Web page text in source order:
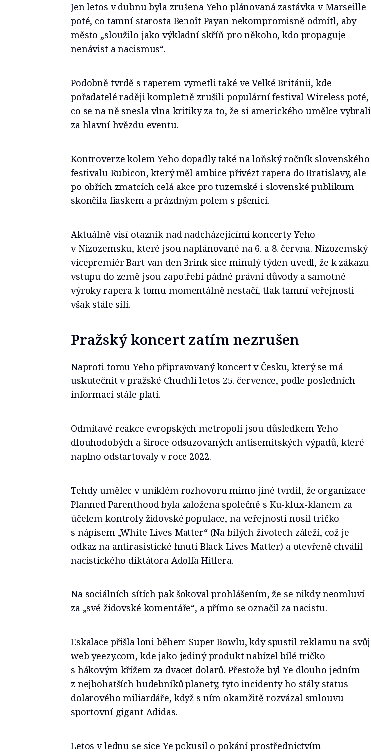
Jen letos v dubnu byla zrušena Yeho plánovaná zastávka v Marseille
poté, co tamní starosta Benoît Payan nekompromisně odmítl, aby
město „sloužilo jako výkladní skříň pro někoho, kdo propaguje
nenávist a nacismus“.
Podobně tvrdě s raperem vymetli také ve Velké Británii, kde
pořadatelé raději kompletně zrušili populární festival Wireless poté,
co se na ně snesla vlna kritiky za to, že si amerického umělce vybrali
za hlavní hvězdu eventu.
Kontroverze kolem Yeho dopadly také na loňský ročník slovenského
festivalu Rubicon, který měl ambice přivézt rapera do Bratislavy, ale
po obřích zmatcích celá akce pro tuzemské i slovenské publikum
skončila fiaskem a prázdným polem s pšenicí.
Aktuálně visí otazník nad nadcházejícími koncerty Yeho
v Nizozemsku, které jsou naplánované na 6. a 8. června. Nizozemský
vicepremiér Bart van den Brink sice minulý týden uvedl, že k zákazu
vstupu do země jsou zapotřebí pádné právní důvody a samotné
výroky rapera k tomu momentálně nestačí, tlak tamní veřejnosti
však stále sílí.
Pražský koncert zatím nezrušen
Naproti tomu Yeho připravovaný koncert v Česku, který se má
uskutečnit v pražské Chuchli letos 25. července, podle posledních
informací stále platí.
Odmítavé reakce evropských metropolí jsou důsledkem Yeho
dlouhodobých a široce odsuzovaných antisemitských výpadů, které
naplno odstartovaly v roce 2022.
Tehdy umělec v uniklém rozhovoru mimo jiné tvrdil, že organizace
Planned Parenthood byla založena společně s Ku-klux-klanem za
účelem kontroly židovské populace, na veřejnosti nosil tričko
s nápisem „White Lives Matter“ (Na bílých životech záleží, což je
odkaz na antirasistické hnutí Black Lives Matter) a otevřeně chválil
nacistického diktátora Adolfa Hitlera.
Na sociálních sítích pak šokoval prohlášením, že se nikdy neomluví
za „své židovské komentáře“, a přímo se označil za nacistu.
Eskalace přišla loni během Super Bowlu, kdy spustil reklamu na svůj
web yeezy.com, kde jako jediný produkt nabízel bílé tričko
s hákovým křížem za dvacet dolarů. Přestože byl Ye dlouho jedním
z nejbohatších hudebníků planety, tyto incidenty ho stály status
dolarového miliardáře, když s ním okamžitě rozvázal smlouvu
sportovní gigant Adidas.
Letos v lednu se sice Ye pokusil o pokání prostřednictvím